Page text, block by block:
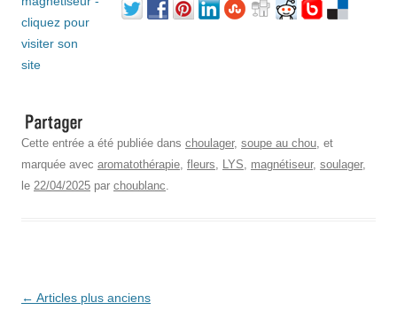
Cette entrée a été publiée dans choulager, soupe au chou, et
marquée avec aromatothérapie, fleurs, LYS, magnétiseur, soulager,
le 22/04/2025 par choublanc.
Navigation
← Articles plus anciens